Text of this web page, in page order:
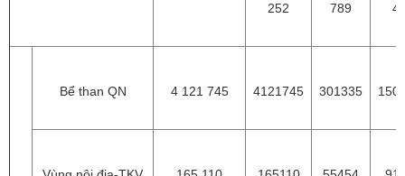
252 789
Bể than QN 4 121 745 4121745 301335